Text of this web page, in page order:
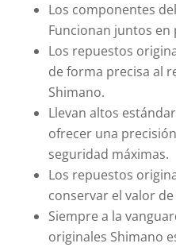
Los componentes
Funcionan juntos
Los repuestos
de forma precisa al
Shimano.
Llevan altos
ofrecer una
seguridad máximas.
Los repuestos
conservar el valor
Siempre a la
originales Shimano